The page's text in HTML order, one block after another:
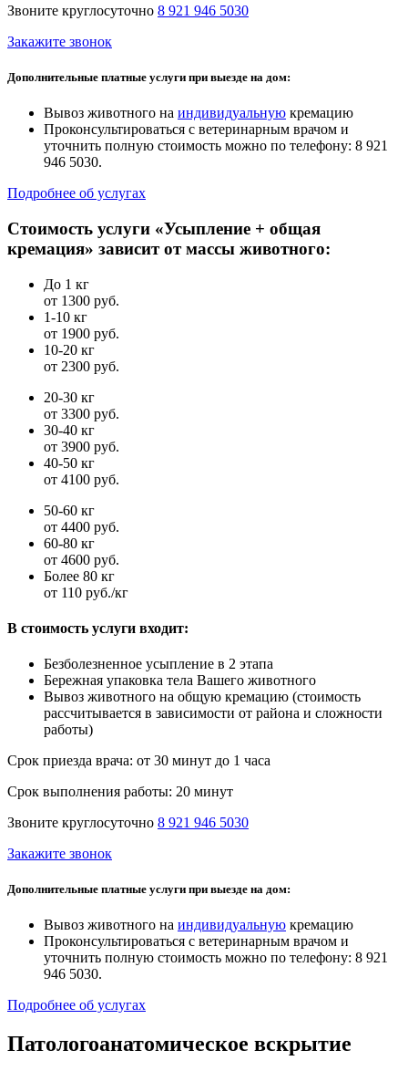
Звоните круглосуточно 8 921 946 5030
Закажите звонок
Дополнительные платные услуги при выезде на дом:
Вывоз животного на индивидуальную кремацию
Проконсультироваться с ветеринарным врачом и
уточнить полную стоимость можно по телефону: 8 921
946 5030.
Подробнее об услугах
Стоимость услуги «Усыпление + общая
кремация» зависит от массы животного:
До 1 кг
от 1300 руб.
1-10 кг
от 1900 руб.
10-20 кг
от 2300 руб.
20-30 кг
от 3300 руб.
30-40 кг
от 3900 руб.
40-50 кг
от 4100 руб.
50-60 кг
от 4400 руб.
60-80 кг
от 4600 руб.
Более 80 кг
от 110 руб./кг
В стоимость услуги входит:
Безболезненное усыпление в 2 этапа
Бережная упаковка тела Вашего животного
Вывоз животного на общую кремацию (стоимость
рассчитывается в зависимости от района и сложности
работы)
Срок приезда врача: от 30 минут до 1 часа
Срок выполнения работы: 20 минут
Звоните круглосуточно 8 921 946 5030
Закажите звонок
Дополнительные платные услуги при выезде на дом:
Вывоз животного на индивидуальную кремацию
Проконсультироваться с ветеринарным врачом и
уточнить полную стоимость можно по телефону: 8 921
946 5030.
Подробнее об услугах
Патологоанатомическое вскрытие